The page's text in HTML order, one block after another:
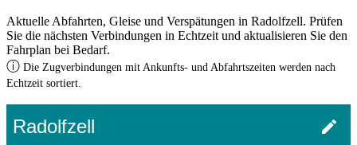
Aktuelle Abfahrten, Gleise und Verspätungen in Radolfzell. Prüfen
Sie die nächsten Verbindungen in Echtzeit und aktualisieren Sie den
Fahrplan bei Bedarf.
ⓘ Die Zugverbindungen mit Ankunfts- und Abfahrtszeiten werden nach
Echtzeit sortiert.